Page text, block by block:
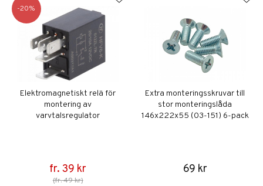
20
Elektromagnetiskt relä för
montering av
varvtalsregulator
fr. 39 kr
(fr. 49 kr)
Extra monteringsskruvar till
stor monteringslåda
146x222x55 (03-151) 6-pack
69 kr